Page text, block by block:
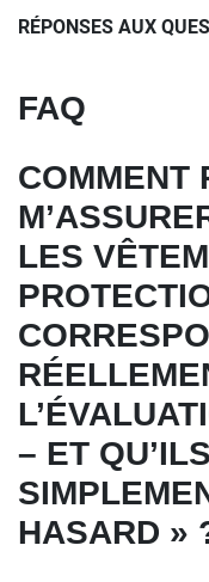
RÉPONSES AUX
FAQ
COMMENT
LES
– ET
HASARD »